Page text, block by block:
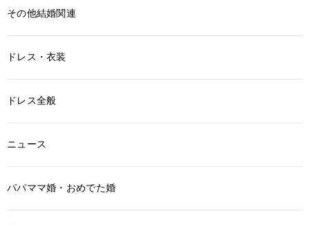
その他結婚関連
ドレス・衣装
ドレス全般
ニュース
パパママ婚・おめでた婚